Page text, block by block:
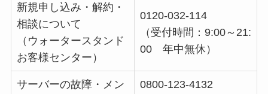
新規申し込み・解約・
相談について
（ウォータースタンド
お客様センター）
0120-032-114
（受付時間：9:00～21:
00 年中無休）
サーバーの故障・メン
0800-123-4132